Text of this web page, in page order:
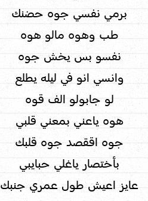
برمي نفسي جوه حضنك
طب وهوه مالو هوه
نفسو بس يخش جوه
وانسي انو في ليله يطلع
لو جابولو الف قوه
هوه ياعني بمعني قلبي
جوه اققصد جوه قلبك
بأختصار ياغلي حبايبي
عايز اعيش طول عمري جنبك